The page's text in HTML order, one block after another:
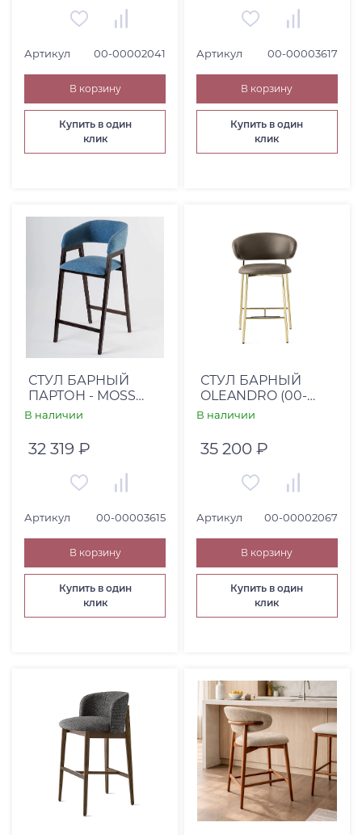
ЧАСЫ (8
КОВЕР (
НАБОРЫ И ГАРНИТУРЫ (
Артикул 00-00002041
В корзину
Купить в один
клик
Артикул 00-00003617
В корзину
Купить в один
клик
СТУЛ БАРНЫЙ
ПАРТОН - MOSS
784/СОЮЗ М/
В наличии
32 319 ₽
Артикул 00-00003615
В корзину
Купить в один
клик
СТУЛ БАРНЫЙ
OLEANDRO (00-
00002067)
В наличии
35 200 ₽
Артикул 00-00002067
В корзину
Купить в один
клик